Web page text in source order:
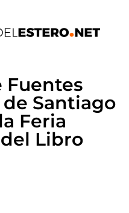
Fuentes
Santiago
Feria
Libro